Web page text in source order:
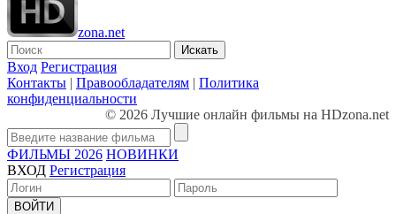
zona.net
Искать
Вход Регистрация
Контакты | Правообладателям | Политика
конфиденциальности
© 2026 Лучшие онлайн фильмы на HDzona.net
ФИЛЬМЫ 2026 НОВИНКИ
ВХОД Регистрация